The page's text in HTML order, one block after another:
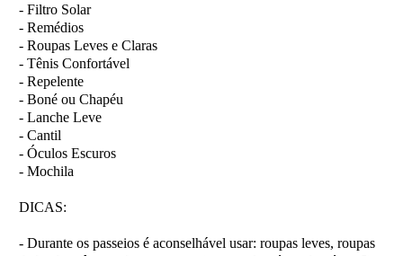
- Filtro Solar
- Remédios
- Roupas Leves e Claras
- Tênis Confortável
- Repelente
- Boné ou Chapéu
- Lanche Leve
- Cantil
- Óculos Escuros
- Mochila
DICAS:
- Durante os passeios é aconselhável usar: roupas leves, roupas